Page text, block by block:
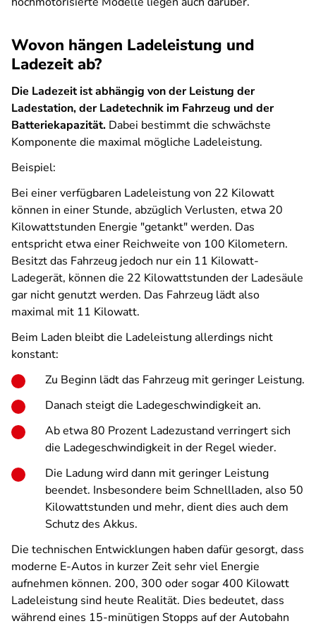
Wovon hängen Ladeleistung und
Ladezeit ab?
Die Ladezeit ist abhängig von der Leistung der
Ladestation, der Ladetechnik im Fahrzeug und der
Batteriekapazität. Dabei bestimmt die schwächste
Komponente die maximal mögliche Ladeleistung.
Beispiel:
Bei einer verfügbaren Ladeleistung von 22 Kilowatt
können in einer Stunde, abzüglich Verlusten, etwa 20
Kilowattstunden Energie "getankt" werden. Das
entspricht etwa einer Reichweite von 100 Kilometern.
Besitzt das Fahrzeug jedoch nur ein 11 Kilowatt-
Ladegerät, können die 22 Kilowattstunden der Ladesäule
gar nicht genutzt werden. Das Fahrzeug lädt also
maximal mit 11 Kilowatt.
Beim Laden bleibt die Ladeleistung allerdings nicht
konstant:
Zu Beginn lädt das Fahrzeug mit geringer Leistung.
Danach steigt die Ladegeschwindigkeit an.
Ab etwa 80 Prozent Ladezustand verringert sich
die Ladegeschwindigkeit in der Regel wieder.
Die Ladung wird dann mit geringer Leistung
beendet. Insbesondere beim Schnellladen, also 50
Kilowattstunden und mehr, dient dies auch dem
Schutz des Akkus.
Die technischen Entwicklungen haben dafür gesorgt, dass
moderne E-Autos in kurzer Zeit sehr viel Energie
aufnehmen können. 200, 300 oder sogar 400 Kilowatt
Ladeleistung sind heute Realität. Dies bedeutet, dass
während eines 15-minütigen Stopps auf der Autobahn